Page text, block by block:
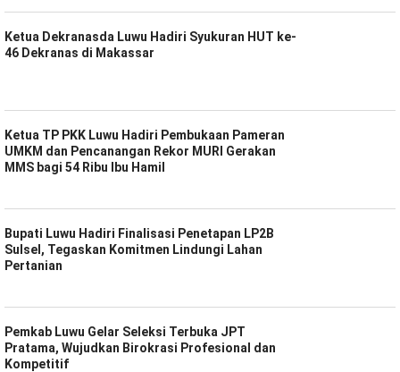
Ketua Dekranasda Luwu Hadiri Syukuran HUT ke-
46 Dekranas di Makassar
Ketua TP PKK Luwu Hadiri Pembukaan Pameran
UMKM dan Pencanangan Rekor MURI Gerakan
MMS bagi 54 Ribu Ibu Hamil
Bupati Luwu Hadiri Finalisasi Penetapan LP2B
Sulsel, Tegaskan Komitmen Lindungi Lahan
Pertanian
Pemkab Luwu Gelar Seleksi Terbuka JPT
Pratama, Wujudkan Birokrasi Profesional dan
Kompetitif